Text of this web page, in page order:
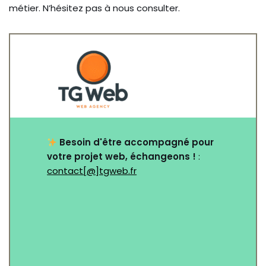
métier. N’hésitez pas à nous consulter.
Besoin d'être accompagné pour
votre projet web, échangeons ! :
contact[@]tgweb.fr